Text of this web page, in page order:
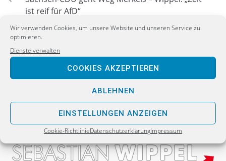
Wir verwenden Cookies, um unsere Website und unseren Service zu
optimieren.
Dienste verwalten
COOKIES AKZEPTIEREN
ABLEHNEN
EINSTELLUNGEN ANZEIGEN
Cookie-RichtlinieDatenschutzerklärungImpressum
ist reif für AfD“
„Keine Berliner Verhältnisse“: Längeres
gemeinsames Lernen statt Einheitsschule